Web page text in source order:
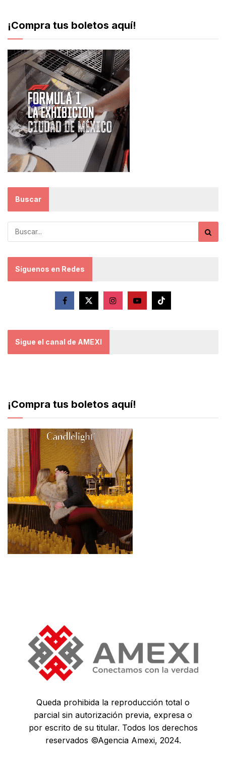
¡Compra tus boletos aquí!
Buscar
Síguenos en Redes
Sigue el canal de AMEXI
¡Compra tus boletos aquí!
Queda prohibida la reproducción total o
parcial sin autorización previa, expresa o
por escrito de su titular. Todos los derechos
reservados ©Agencia Amexi, 2024.